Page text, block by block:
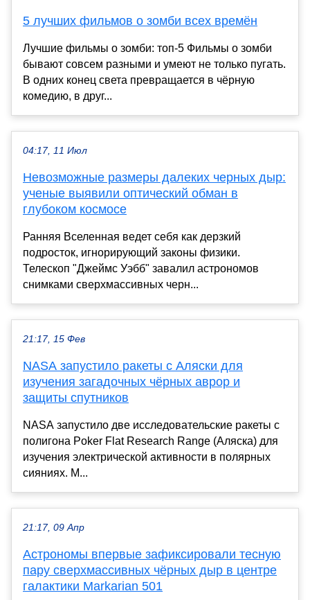
5 лучших фильмов о зомби всех времён
Лучшие фильмы о зомби: топ-5 Фильмы о зомби
бывают совсем разными и умеют не только пугать.
В одних конец света превращается в чёрную
комедию, в друг...
04:17, 11 Июл
Невозможные размеры далеких черных дыр:
ученые выявили оптический обман в
глубоком космосе
Ранняя Вселенная ведет себя как дерзкий
подросток, игнорирующий законы физики.
Телескоп "Джеймс Уэбб" завалил астрономов
снимками сверхмассивных черн...
21:17, 15 Фев
NASA запустило ракеты с Аляски для
изучения загадочных чёрных аврор и
защиты спутников
NASA запустило две исследовательские ракеты с
полигона Poker Flat Research Range (Аляска) для
изучения электрической активности в полярных
сияниях. М...
21:17, 09 Апр
Астрономы впервые зафиксировали тесную
пару сверхмассивных чёрных дыр в центре
галактики Markarian 501